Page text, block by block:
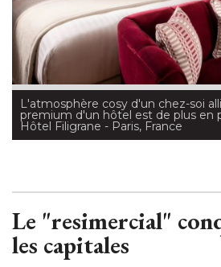
L'atmosphère cosy d'un chez-soi
premium d'un hôtel est de plus en
Hôtel Filigrane - Paris, France
Le "resimercial"
les capitales